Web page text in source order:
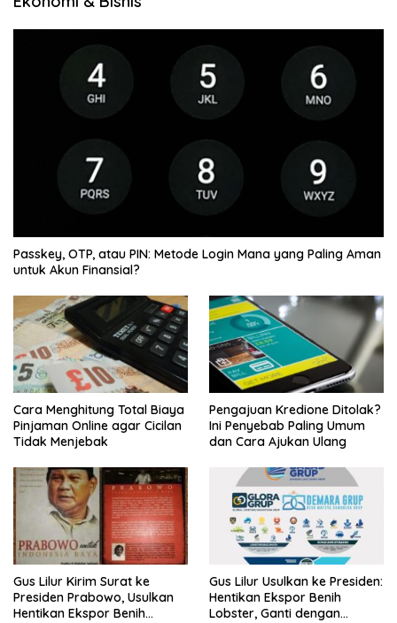
Passkey, OTP, atau PIN: Metode Login Mana yang Paling Aman
untuk Akun Finansial?
Cara Menghitung Total Biaya
Pinjaman Online agar Cicilan
Tidak Menjebak
Pengajuan Kredione Ditolak?
Ini Penyebab Paling Umum
dan Cara Ajukan Ulang
Gus Lilur Kirim Surat ke
Presiden Prabowo, Usulkan
Hentikan Ekspor Benih
Gus Lilur Usulkan ke Presiden:
Hentikan Ekspor Benih
Lobster, Ganti dengan